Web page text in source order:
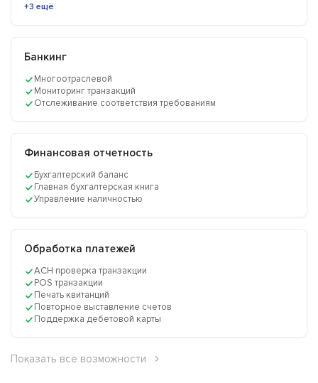
+3 ещё
Банкинг
Многоотраслевой
Мониторинг транзакций
Отслеживание соответствия требованиям
Финансовая отчетность
Бухгалтерский баланс
Главная бухгалтерская книга
Управление наличностью
Обработка платежей
ACH проверка транзакции
POS транзакции
Печать квитанций
Повторное выставление счетов
Поддержка дебетовой карты
Показать все возможности